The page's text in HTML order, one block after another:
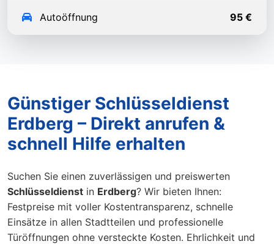
Autoöffnung 95 €
Günstiger Schlüsseldienst
Erdberg – Direkt anrufen &
schnell Hilfe erhalten
Suchen Sie einen zuverlässigen und preiswerten
Schlüsseldienst in Erdberg? Wir bieten Ihnen:
Festpreise mit voller Kostentransparenz, schnelle
Einsätze in allen Stadtteilen und professionelle
Türöffnungen ohne versteckte Kosten. Ehrlichkeit und